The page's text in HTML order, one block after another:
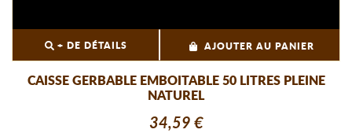
+ DE DÉTAILS AJOUTER AU PANIER
CAISSE GERBABLE EMBOITABLE 50 LITRES PLEINE
NATUREL
34,59 €